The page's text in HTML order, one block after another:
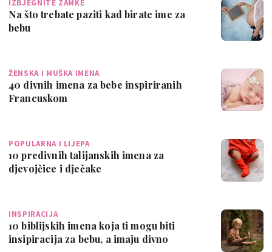
IZBJEGNITE ZAMKE
Na što trebate paziti kad birate ime za
bebu
ŽENSKA I MUŠKA IMENA
40 divnih imena za bebe inspiriranih
Francuskom
POPULARNA I LIJEPA
10 predivnih talijanskih imena za
djevojčice i dječake
INSPIRACIJA
10 biblijskih imena koja ti mogu biti
insipiracija za bebu, a imaju divno